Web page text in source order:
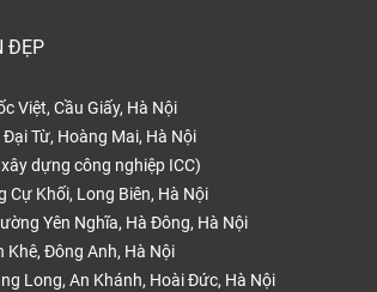
ĐẸP
Việt, Cầu Giấy, Hà Nội
Từ, Hoàng Mai, Hà Nội
dựng công nghiệp ICC)
Cự Khối, Long Biên, Hà Nội
Yên Nghĩa, Hà Đông, Hà Nội
Khê, Đông Anh, Hà Nội
Long, An Khánh, Hoài Đức, Hà Nội